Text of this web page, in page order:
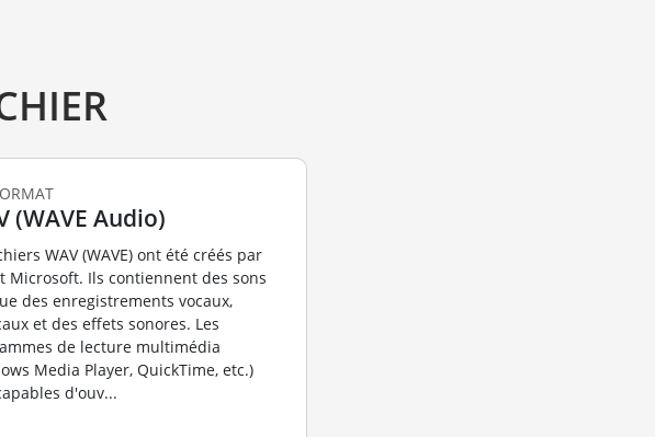
(WAVE Audio)
WAV (WAVE) ont été créés par
Microsoft. Ils contiennent des sons
des enregistrements vocaux,
et des effets sonores. Les
de lecture multimédia
Media Player, QuickTime, etc.)
d'ouv...